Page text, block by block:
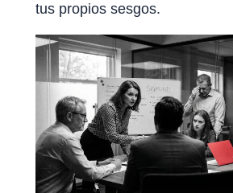
tus propios sesgos.